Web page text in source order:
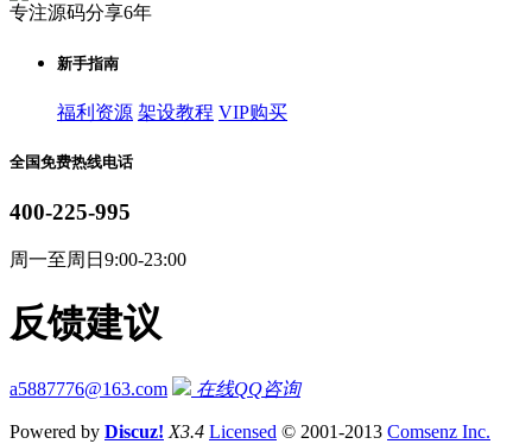
专注源码分享6年
新手指南
福利资源 架设教程 VIP购买
全国免费热线电话
400-225-995
周一至周日9:00-23:00
反馈建议
a5887776@163.com 在线QQ咨询
Powered by Discuz! X3.4 Licensed © 2001-2013 Comsenz Inc.